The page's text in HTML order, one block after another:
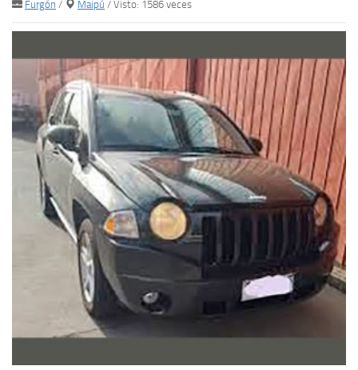
Furgón / Maipú / Visto: 1586 veces